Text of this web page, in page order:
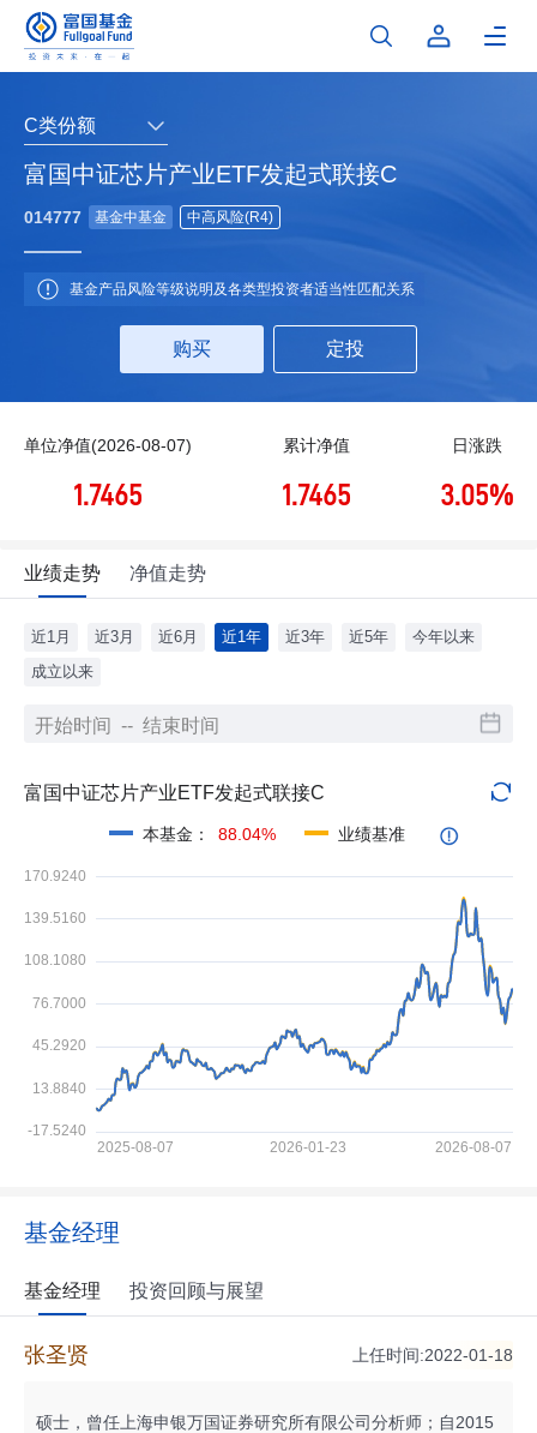
富国中证芯片产业ETF发起式联接C
C类份额
014777 基金中基金 中高风险(R4)
基金产品风险等级说明及各类型投资者适当性匹配关系
购买 定投
单位净值(2026-08-07)
1.7465
累计净值
1.7465
日涨跌
3.05%
业绩走势 净值走势
近1月 近3月 近6月 近1年 近3年 近5年
今年以来
成立以来
富国中证芯片产业ETF发起式联接C
本基金 ： 88.04% 业绩基准
基金经理
基金经理 投资回顾与展望
张圣贤 上任时间:2022-01-18
硕士，曾任上海申银万国证券研究所有限公司分析师；自2015